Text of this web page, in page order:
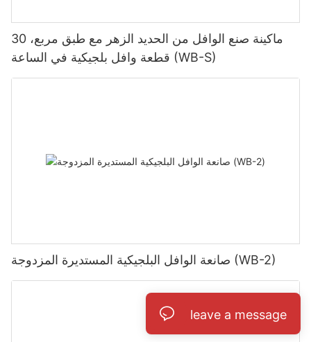
ماكينة صنع الوافل من الحديد الزهر مع طبق مربع، 30
قطعة وافل بلجيكية في الساعة (WB-S)
صانعة الوافل البلجيكية المستديرة المزدوجة (WB-2)
leave a message